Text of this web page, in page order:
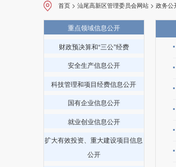
首页 >汕尾高新区管理委员会网站 >政务公
重点领域信息公开
财政预决算和“三公”经费
安全生产信息公开
科技管理和项目经费信息公开
国有企业信息公开
就业创业信息公开
扩大有效投资、重大建设项目信息
公开